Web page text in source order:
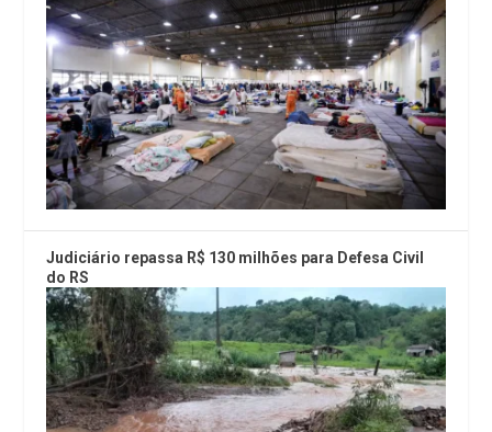
Judiciário repassa R$ 130 milhões para Defesa Civil
do RS